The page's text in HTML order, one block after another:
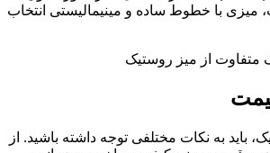
با خطوط ساده و مینیمالیستی انتخاب
باید به نکات مختلفی توجه داشته باشید. از